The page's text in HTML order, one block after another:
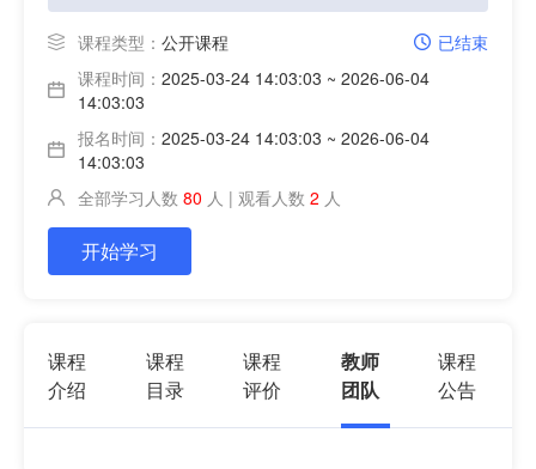
课程类型： 公开课程
课程时间： 2025-03-24 14:03:03 ~ 2026-06-04
14:03:03
报名时间： 2025-03-24 14:03:03 ~ 2026-06-04
14:03:03
全部学习人数 80 人 | 观看人数 2 人
开始学习
已结束
课程
介绍
课程
目录
课程
评价
教师
团队
课程
公告